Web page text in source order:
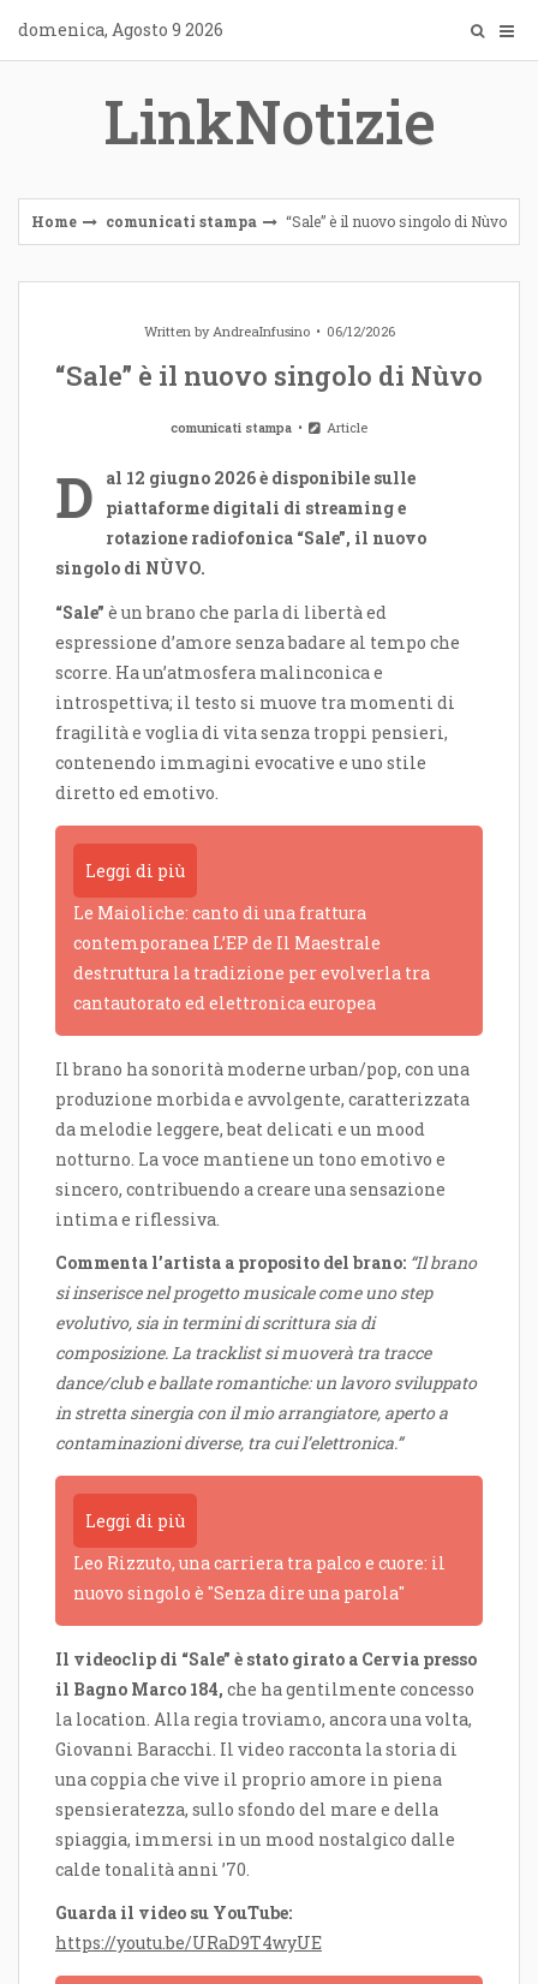
content
domenica, Agosto 9 2026
LinkNotizie
Home comunicati stampa “Sale” è il nuovo singolo di Nùvo
Written byAndreaInfusino 06/12/2026
“Sale” è il nuovo singolo di Nùvo
comunicati stampa Article
D
al 12 giugno 2026 è disponibile sulle
piattaforme digitali di streaming e
rotazione radiofonica “Sale”, il nuovo
singolo di NÙVO.
“Sale” è un brano che parla di libertà ed
espressione d’amore senza badare al tempo che
scorre. Ha un’atmosfera malinconica e
introspettiva; il testo si muove tra momenti di
fragilità e voglia di vita senza troppi pensieri,
contenendo immagini evocative e uno stile
diretto ed emotivo.
Leggi di più
Le Maioliche: canto di una frattura
contemporanea L’EP de Il Maestrale
destruttura la tradizione per evolverla tra
cantautorato ed elettronica europea
Il brano ha sonorità moderne urban/pop, con una
produzione morbida e avvolgente, caratterizzata
da melodie leggere, beat delicati e un mood
notturno. La voce mantiene un tono emotivo e
sincero, contribuendo a creare una sensazione
intima e riflessiva.
Commenta l’artista a proposito del brano: “Il brano
si inserisce nel progetto musicale come uno step
evolutivo, sia in termini di scrittura sia di
composizione. La tracklist si muoverà tra tracce
dance/club e ballate romantiche: un lavoro sviluppato
in stretta sinergia con il mio arrangiatore, aperto a
contaminazioni diverse, tra cui l’elettronica.”
Leggi di più
Leo Rizzuto, una carriera tra palco e cuore: il
nuovo singolo è "Senza dire una parola"
Il videoclip di “Sale” è stato girato a Cervia presso
il Bagno Marco 184, che ha gentilmente concesso
la location. Alla regia troviamo, ancora una volta,
Giovanni Baracchi. Il video racconta la storia di
una coppia che vive il proprio amore in piena
spensieratezza, sullo sfondo del mare e della
spiaggia, immersi in un mood nostalgico dalle
calde tonalità anni ’70.
Guarda il video su YouTube:
https://youtu.be/URaD9T4wyUE